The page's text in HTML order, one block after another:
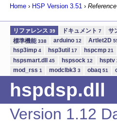
Home › HSP Version 3.51 ›
リファレンス 39 ドキュメント 7 サ
標準機能338 arduino 12 Artlet2D
hsp3imp 4 hsp3util 17 hspcmp 21
hspsmart.dll 45 hspsock 12 hsptv
mod_rss 1 modclbk3 3 obaq 51
hspdsp.dll
Version 1.12